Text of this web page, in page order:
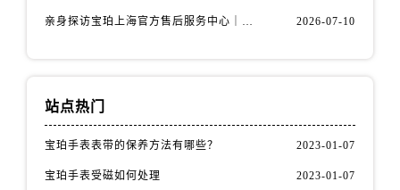
安徽省安庆市迎江区人民路宝珀售后服务中心（需提前预约）
亲身探访宝珀上海官方售后服务中心｜网点地址及售后热线（2026年7月最新） 2026-07-10
站点热门
宝珀手表表带的保养方法有哪些？ 2023-01-07
宝珀手表受磁如何处理 2023-01-07